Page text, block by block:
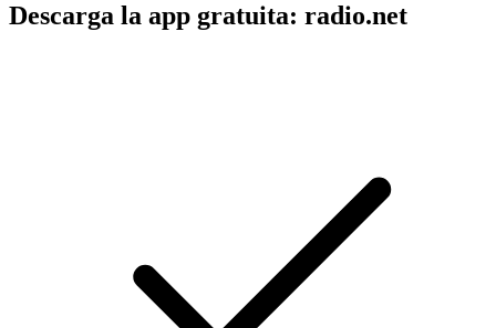
Descarga la app gratuita: radio.net